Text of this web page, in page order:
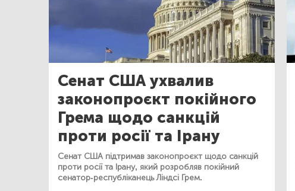
Сенат США ухвалив
законопроєкт покійного
Грема щодо санкцій
проти росії та Ірану
Сенат США підтримав законопроєкт щодо санкцій
проти росії та Ірану, який розробляв покійний
сенатор-республіканець Ліндсі Грем.